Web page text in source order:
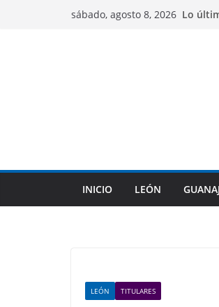
sábado, agosto 8, 2026 Lo
INICIO LEÓN
LEÓN TITULARES